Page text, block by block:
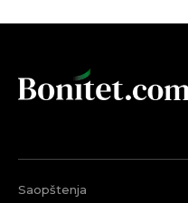
Saopštenja